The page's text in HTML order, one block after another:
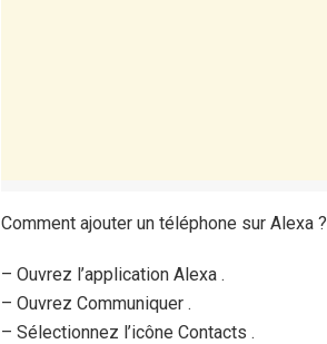
Comment ajouter un téléphone sur Alexa ?
– Ouvrez l’application Alexa .
– Ouvrez Communiquer .
– Sélectionnez l’icône Contacts .